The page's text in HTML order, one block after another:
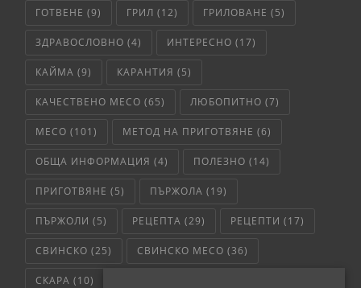
ГОТВЕНЕ (9) ГРИЛ (12) ГРИЛОВАНЕ (5)
ЗДРАВОСЛОВНО (4) ИНТЕРЕСНО (17)
КАЙМА (9) КАРАНТИЯ (5)
КАЧЕСТВЕНО МЕСО (65) ЛЮБОПИТНО (7)
МЕСО (101) МЕТОД НА ПРИГОТВЯНЕ (6)
ОБЩА ИНФОРМАЦИЯ (4) ПОЛЕЗНО (14)
ПРИГОТВЯНЕ (5) ПЪРЖОЛА (19)
ПЪРЖОЛИ (5) РЕЦЕПТА (29) РЕЦЕПТИ (17)
СВИНСКО (25) СВИНСКО МЕСО (36)
СКАРА (10)